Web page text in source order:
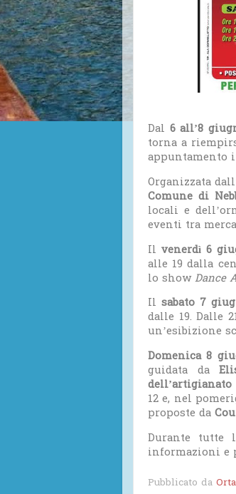
Dal 6 all’8
torna a
appuntamento
Organizzata
Comune di
locali e
eventi tra
Ilvenerdì 6
alle 19 dalla
lo showDance
Ilsabato 7
dalle 19. Dalle
un’esibizione
Domenica 8
guidata da
dell’artigianato
12 e, nel
proposte da
Durante tutte
informazioni e
Pubblicato da